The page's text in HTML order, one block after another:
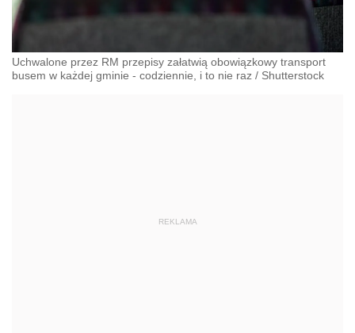
Uchwalone przez RM przepisy załatwią obowiązkowy transport
busem w każdej gminie - codziennie, i to nie raz / Shutterstock